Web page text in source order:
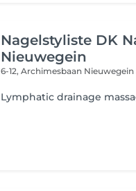
Nagelstyliste DK
Nieuwegein
6-12, Archimesbaan Nieuwegein
Lymphatic drainage